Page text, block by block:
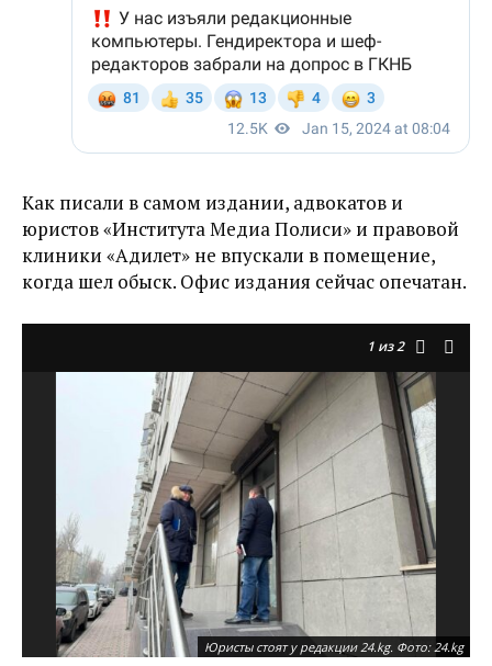
Как писали в самом издании, адвокатов и
юристов «Института Медиа Полиси» и правовой
клиники «Адилет» не впускали в помещение,
когда шел обыск. Офис издания сейчас опечатан.
1 из 2
Юристы стоят у редакции 24.kg. Фото: 24.kg